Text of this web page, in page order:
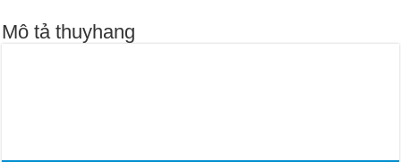
Mô tả thuyhang